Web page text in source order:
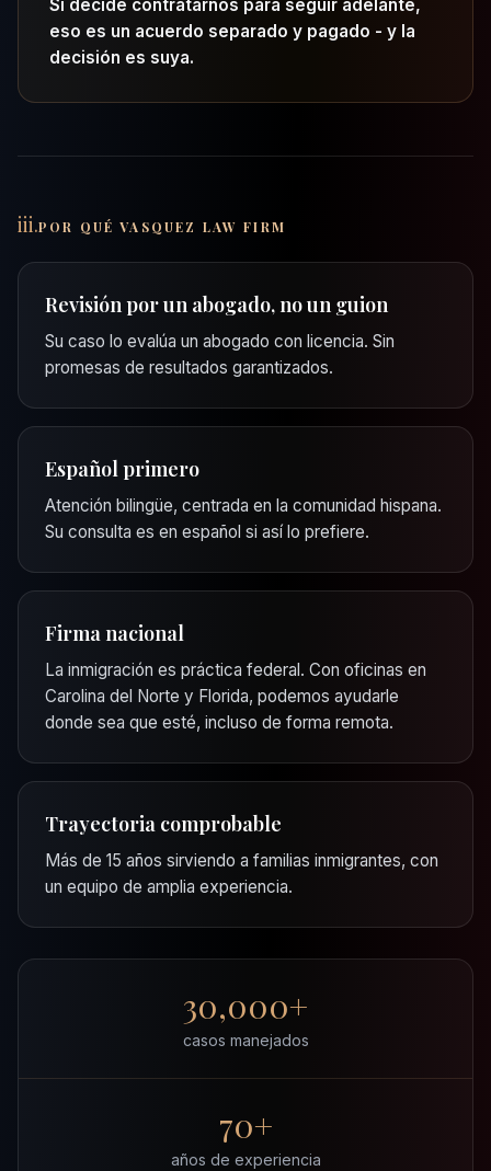
Si decide contratarnos para seguir adelante,
eso es un acuerdo separado y pagado - y la
decisión es suya.
iii.POR QUÉ VASQUEZ LAW FIRM
Revisión por un abogado, no un guion
Su caso lo evalúa un abogado con licencia. Sin
promesas de resultados garantizados.
Español primero
Atención bilingüe, centrada en la comunidad hispana.
Su consulta es en español si así lo prefiere.
Firma nacional
La inmigración es práctica federal. Con oficinas en
Carolina del Norte y Florida, podemos ayudarle
donde sea que esté, incluso de forma remota.
Trayectoria comprobable
Más de 15 años sirviendo a familias inmigrantes, con
un equipo de amplia experiencia.
30,000+
casos manejados
70+
años de experiencia